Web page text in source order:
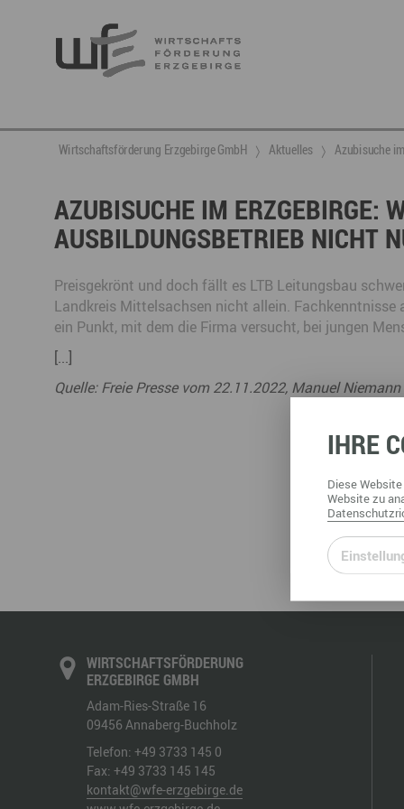
Berufsnachwuchs & Fachkräfte
Partner vernetzen
Talente integrieren
Fachkräfte finden
Nachwuchs finden
Talente finden
Talente binden
aktuelle Angebote & Projekte
Projekte
Wirtschaftsservice
Berufsnachwuchs & Fachkräfte
Gründung, Förderung und Investition
Innovation- und Technologietransfer
Annaberg
Neuigkeiten
Veranstaltungen
Ansprechpartner & Kontakt
DGE
Wirtschaftsförderung Erzgebirge GmbH Aktuelles Azubisuche
AZUBISUCHE IM ERZGEBIRGE:
AUSBILDUNGSBETRIEB NICHT
Preisgekrönt und doch fällt es LTB Leitungsbau
Landkreis Mittelsachsen nicht allein.
ein Punkt, mit dem die Firma versucht, bei jungen
[...]
Quelle: Freie Presse vom 22.11.2022, Manuel Niemann
WIRTSCHAFTSFÖRDERUNG
ERZGEBIRGE GMBH
Adam-Ries-Straße 16
09456 Annaberg-Buchholz
Telefon: +49 3733 145 0
Fax: +49 3733 145 145
kontakt@wfe-erzgebirge.de
IHRE
DieseWebsite
Websitezu